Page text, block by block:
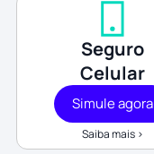
Seguro
Celular
Simule agora
Saiba mais >